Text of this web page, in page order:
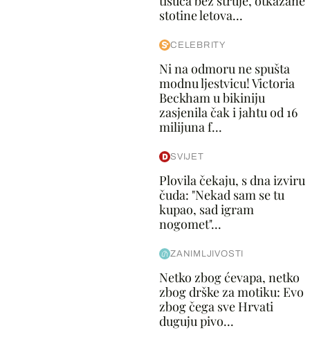
stotine letova...
CELEBRITY
Ni na odmoru ne spušta
modnu ljestvicu! Victoria
Beckham u bikiniju
zasjenila čak i jahtu od 16
milijuna f...
SVIJET
Plovila čekaju, s dna izviru
čuda: "Nekad sam se tu
kupao, sad igram
nogomet"...
ZANIMLJIVOSTI
Netko zbog ćevapa, netko
zbog drške za motiku: Evo
zbog čega sve Hrvati
duguju pivo...